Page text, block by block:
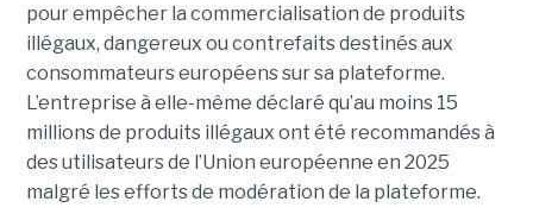
pour empêcher la commercialisation de produits
illégaux, dangereux ou contrefaits destinés aux
consommateurs européens sur sa plateforme.
L’entreprise à elle-même déclaré qu’au moins 15
millions de produits illégaux ont été recommandés à
des utilisateurs de l’Union européenne en 2025
malgré les efforts de modération de la plateforme.